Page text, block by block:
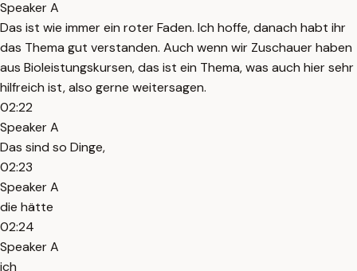
Speaker A
Das ist wie immer ein roter Faden. Ich hoffe, danach habt ihr
das Thema gut verstanden. Auch wenn wir Zuschauer haben
aus Bioleistungskursen, das ist ein Thema, was auch hier sehr
hilfreich ist, also gerne weitersagen.
02:22
Speaker A
Das sind so Dinge,
02:23
Speaker A
die hätte
02:24
Speaker A
ich